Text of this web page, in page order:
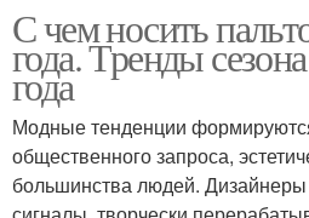
С чем носить
года. Тренды
года
Модные тенденции
общественного запроса,
большинства людей. Дизайнеры